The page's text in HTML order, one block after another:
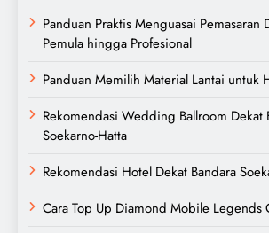
Panduan Praktis Menguasai Pemasaran
Pemula hingga Profesional
Panduan Memilih Material Lantai untuk
Rekomendasi Wedding Ballroom Dekat
Soekarno-Hatta
Rekomendasi Hotel Dekat Bandara
Cara Top Up Diamond Mobile Legends